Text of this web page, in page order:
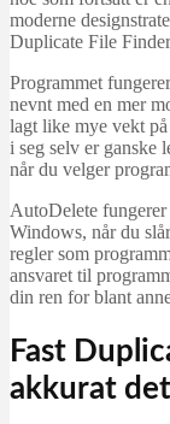
moderne
Duplicate File
Programmet
nevnt med en mer
lagt like mye vekt
i seg selv er ganske
når du velger
AutoDelete fungerer
Windows, når du
regler som
ansvaret til
din ren for blant
Fast
akkurat det